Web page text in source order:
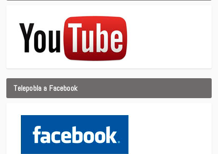
Telepobla a Facebook